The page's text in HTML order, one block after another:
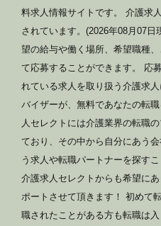
料求人情報サイトです。 介護求
されています。(2026年08月07
望の給与や働く場所、希望職種
て応募することができます。 応
れている求人を取り扱う介護求
バイザーが、無料であなたの転
人セレクトには介護業界の転職
ており、その中から自分にあう
う求人や転職パートナーを探す
介護求人セレクトからも希望に
ポートさせて頂きます！ 初めて
職されたことがある方も転職は